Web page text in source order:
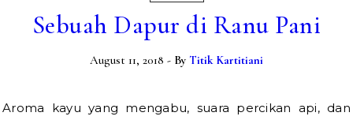
Sebuah Dapur di Ranu Pani
August 11, 2018 - By Titik Kartitiani
Aroma kayu yang mengabu, suara percikan api, dan